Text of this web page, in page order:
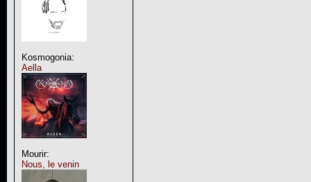
Kosmogonia:
Aella
Mourir:
Nous, le venin